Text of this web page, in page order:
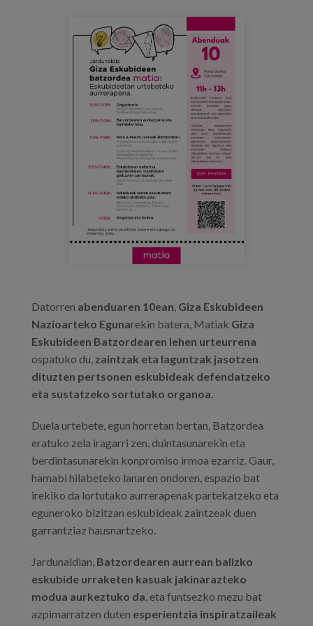
Datorren abenduaren 10ean Giza Eskubideen
Nazioarteko Egunarekin batera, Matiak Giza
Eskubideen Batzordearen lehen urteurrena
ospatuko du, zaintzak eta laguntzak jasotzen
dituzten pertsonen eskubideak defendatzeko
eta sustatzeko sortutako organoa.
Duela urtebete, egun horretan bertan, Batzordea
eratuko zela iragarri zen, duintasunarekin eta
berdintasunarekin konpromiso irmoa ezarriz. Gaur,
hamabi hilabeteko lanaren ondoren, espazio bat
irekiko da lortutako aurrerapenak partekatzeko eta
eguneroko bizitzan eskubideak zaintzeak duen
garrantziaz hausnartzeko.
Jardunaldian, Batzordearen aurrean balizko
eskubide urraketen kasuak jakinarazteko
modua aurkeztuko da , eta funtsezko mezu bat
azpimarratzen duten esperientzia inspiratzaileak